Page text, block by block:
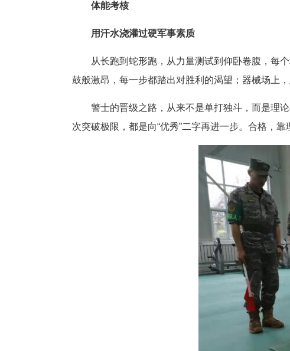
体能考核
用汗水浇灌过硬军事素质
从长跑到蛇形跑，从力量测试到仰卧卷腹，每个
鼓般激昂，每一步都踏出对胜利的渴望；器械场上
警士的晋级之路，从来不是单打独斗，而是理论
次突破极限，都是向“优秀”二字再进一步。合格，